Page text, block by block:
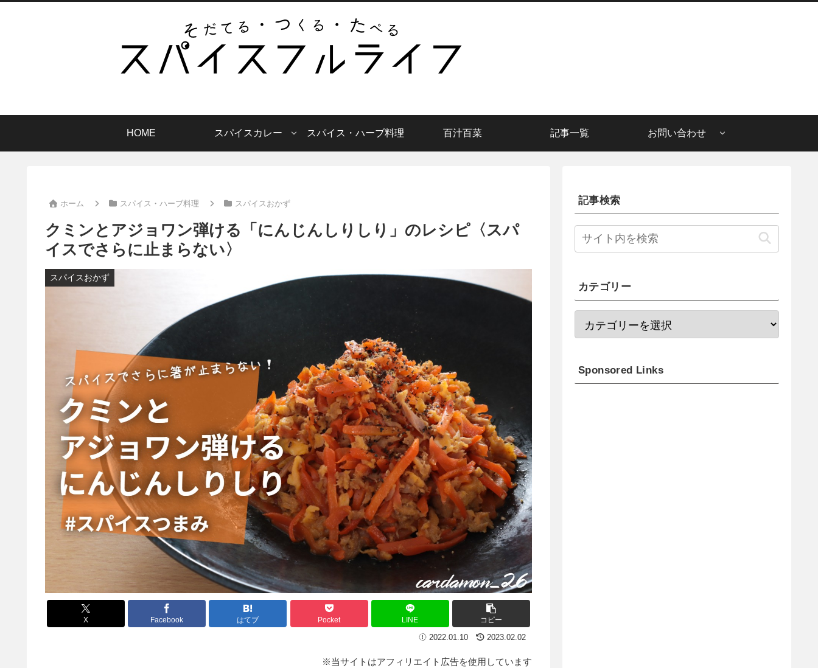
HOME スパイスカレー スパイス・ハーブ料理 百汁百菜 記事一覧 お問い合わせ
ホーム スパイス・ハーブ料理 スパイスおかず
クミンとアジョワン弾ける「にんじんしりしり」のレシピ〈スパ
イスでさらに止まらない〉
スパイスおかず
X Facebook はてブ Pocket LINE コピー
2022.01.10 2023.02.02
※当サイトはアフィリエイト広告を使用しています
記事検索
カテゴリー
Sponsored Links